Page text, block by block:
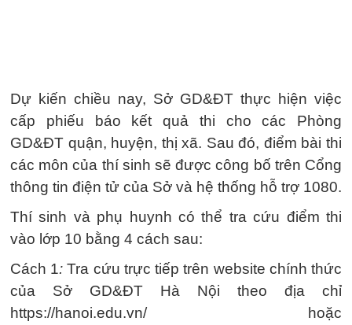
Dự kiến chiều nay, Sở GD&ĐT thực hiện việc
cấp phiếu báo kết quả thi cho các Phòng
GD&ĐT quận, huyện, thị xã. Sau đó, điểm bài thi
các môn của thí sinh sẽ được công bố trên Cổng
thông tin điện tử của Sở và hệ thống hỗ trợ 1080.
Thí sinh và phụ huynh có thể tra cứu điểm thi
vào lớp 10 bằng 4 cách sau:
Cách 1:Tra cứu trực tiếp trên website chính thức
của Sở GD&ĐT Hà Nội theo địa chỉ
https://hanoi.edu.vn/ hoặc